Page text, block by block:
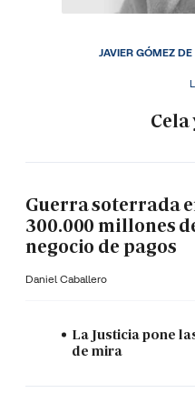
JAVIER GÓMEZ
Guerra soterrada
300.000 millones
negocio de pagos
Daniel Caballero
La Justicia pone
de mira